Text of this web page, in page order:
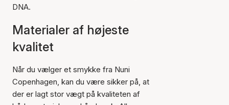
DNA.
Materialer af højeste
kvalitet
Når du vælger et smykke fra Nuni
Copenhagen, kan du være sikker på, at
der er lagt stor vægt på kvaliteten af